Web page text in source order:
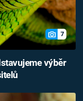
7
výběr